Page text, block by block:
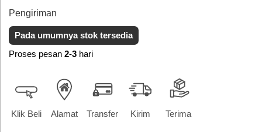
Pengiriman
Pada umumnya stok tersedia
Proses pesan 2-3 hari
Klik Beli Alamat Transfer Kirim Terima